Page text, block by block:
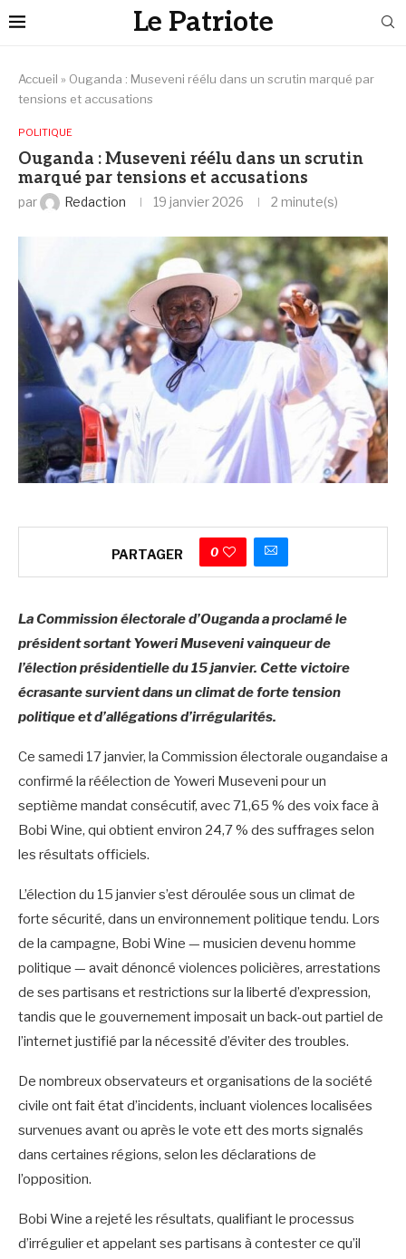
Le Patriote
Accueil » Ouganda : Museveni réélu dans un scrutin marqué par
tensions et accusations
POLITIQUE
Ouganda : Museveni réélu dans un scrutin
marqué par tensions et accusations
par Redaction 19 janvier 2026 2 minute(s)
PARTAGER 0
La Commission électorale d’Ouganda a proclamé le
président sortant Yoweri Museveni vainqueur de
l’élection présidentielle du 15 janvier. Cette victoire
écrasante survient dans un climat de forte tension
politique et d’allégations d’irrégularités.
Ce samedi 17 janvier, la Commission électorale ougandaise a
confirmé la réélection de Yoweri Museveni pour un
septième mandat consécutif, avec 71,65 % des voix face à
Bobi Wine, qui obtient environ 24,7 % des suffrages selon
les résultats officiels.
L’élection du 15 janvier s’est déroulée sous un climat de
forte sécurité, dans un environnement politique tendu. Lors
de la campagne, Bobi Wine — musicien devenu homme
politique — avait dénoncé violences policières, arrestations
de ses partisans et restrictions sur la liberté d’expression,
tandis que le gouvernement imposait un back-out partiel de
l’internet justifié par la nécessité d’éviter des troubles.
De nombreux observateurs et organisations de la société
civile ont fait état d’incidents, incluant violences localisées
survenues avant ou après le vote ett des morts signalés
dans certaines régions, selon les déclarations de
l’opposition.
Bobi Wine a rejeté les résultats, qualifiant le processus
d’irrégulier et appelant ses partisans à contester ce qu’il